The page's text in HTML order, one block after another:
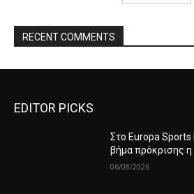
RECENT COMMENTS
EDITOR PICKS
Στο Europa
βήμα πρόκρισης η
06/08/2026